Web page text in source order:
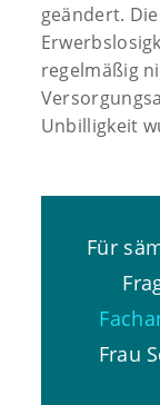
geändert.
regelmäßig
Unbilligkeit
Für
Frau